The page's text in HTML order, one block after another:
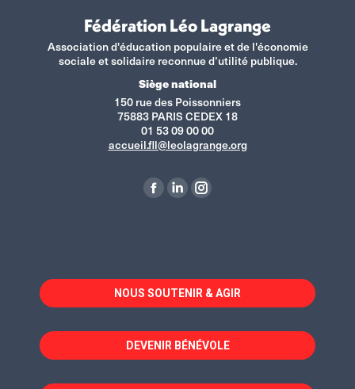
Fédération Léo Lagrange
Association d'éducation populaire et de l'économie
sociale et solidaire reconnue d’utilité publique.
Siège national
150 rue des Poissonniers
75883 PARIS CEDEX 18
01 53 09 00 00
accueil.fll@leolagrange.org
La
dans
une
fenêtre
La
dans
une
fenêtre
La
dans
une
fenêtre
NOUS SOUTENIR & AGIR
DEVENIR BÉNÉVOLE